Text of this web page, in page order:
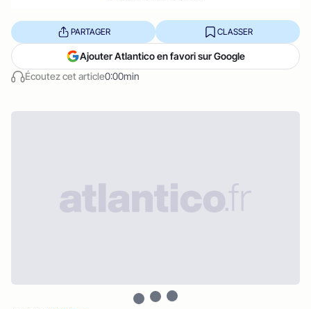
Écoutez cet article0:00min
PARTAGER CLASSER
Ajouter Atlantico en favori sur Google